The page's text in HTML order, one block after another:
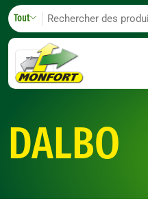
Skip
to
content
S
e
a
Tout
DALBO